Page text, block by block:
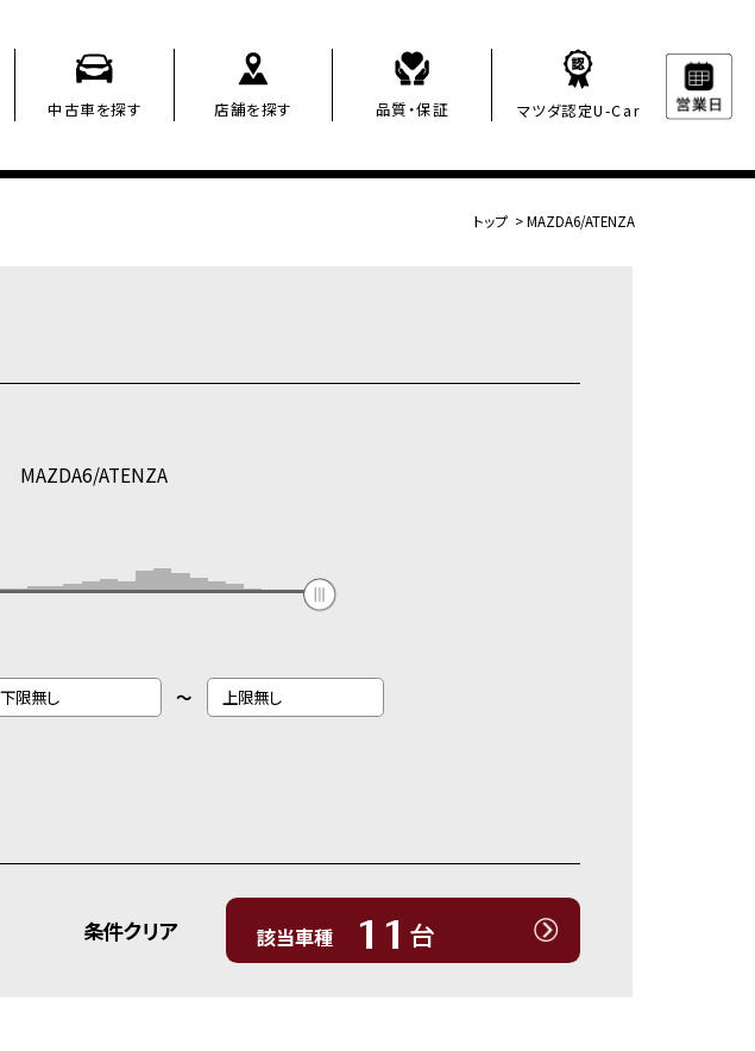
中古車を探す 店舗を探す 品質・保証 マツダ認定U-Car
トップ >MAZDA6/ATENZA
ATENZA
～
条件クリア 該当車種 11 台